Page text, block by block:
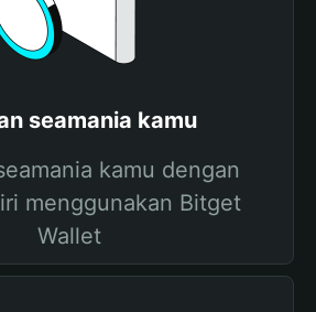
seamania kamu
kamu dengan
menggunakan Bitget
Wallet